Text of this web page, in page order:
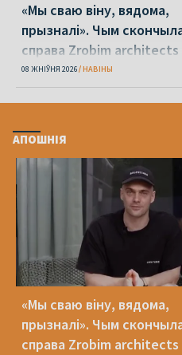
«Мы сваю віну, вядома,
прызналі». Чым
справа Zrobim architects
08 ЖНІЎНЯ 2026 НАВІНЫ
АПОШНІЯ
«Мы сваю віну, вядома,
прызналі». Чым
справа Zrobim architects